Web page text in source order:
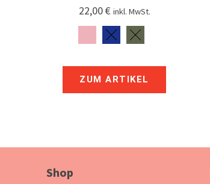
22,00€ inkl. MwSt.
ZUM ARTIKEL
Shop